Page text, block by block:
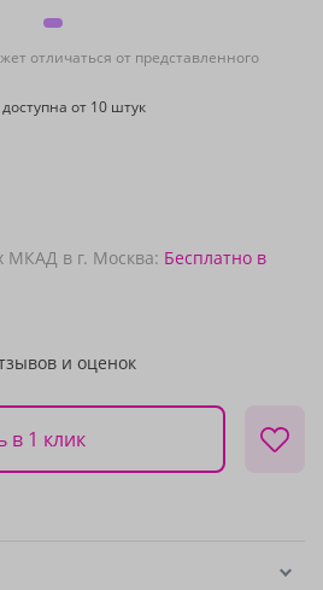
отличаться от представленного
от 10 штук
МКАД в г. Москва: Бесплатно в
и оценок
в 1 клик